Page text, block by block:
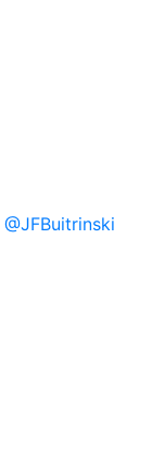
@JFBuitrinski